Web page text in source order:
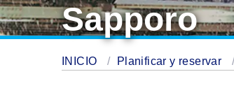
Sapporo
INICIO Planificar y reservar